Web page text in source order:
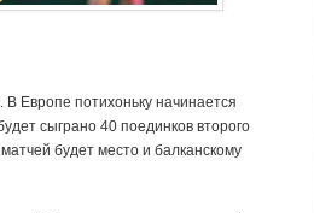
В Европе потихоньку начинается
сыграно 40 поединков второго
будет место и балканскому